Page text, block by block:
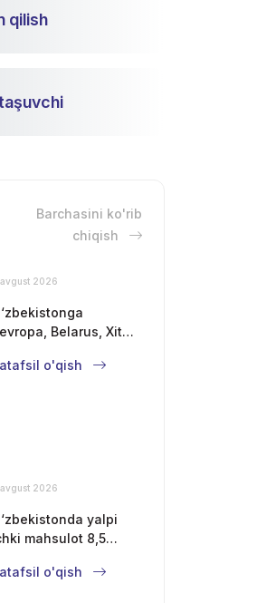
qilish
Barchasini ko'rib
chiqish
2026
Belarus, Xitoy
boshdan ortiq
o'qish
2026
yalpi
mahsulot 8,5
o'qish